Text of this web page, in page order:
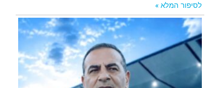
לסיפור המלא »